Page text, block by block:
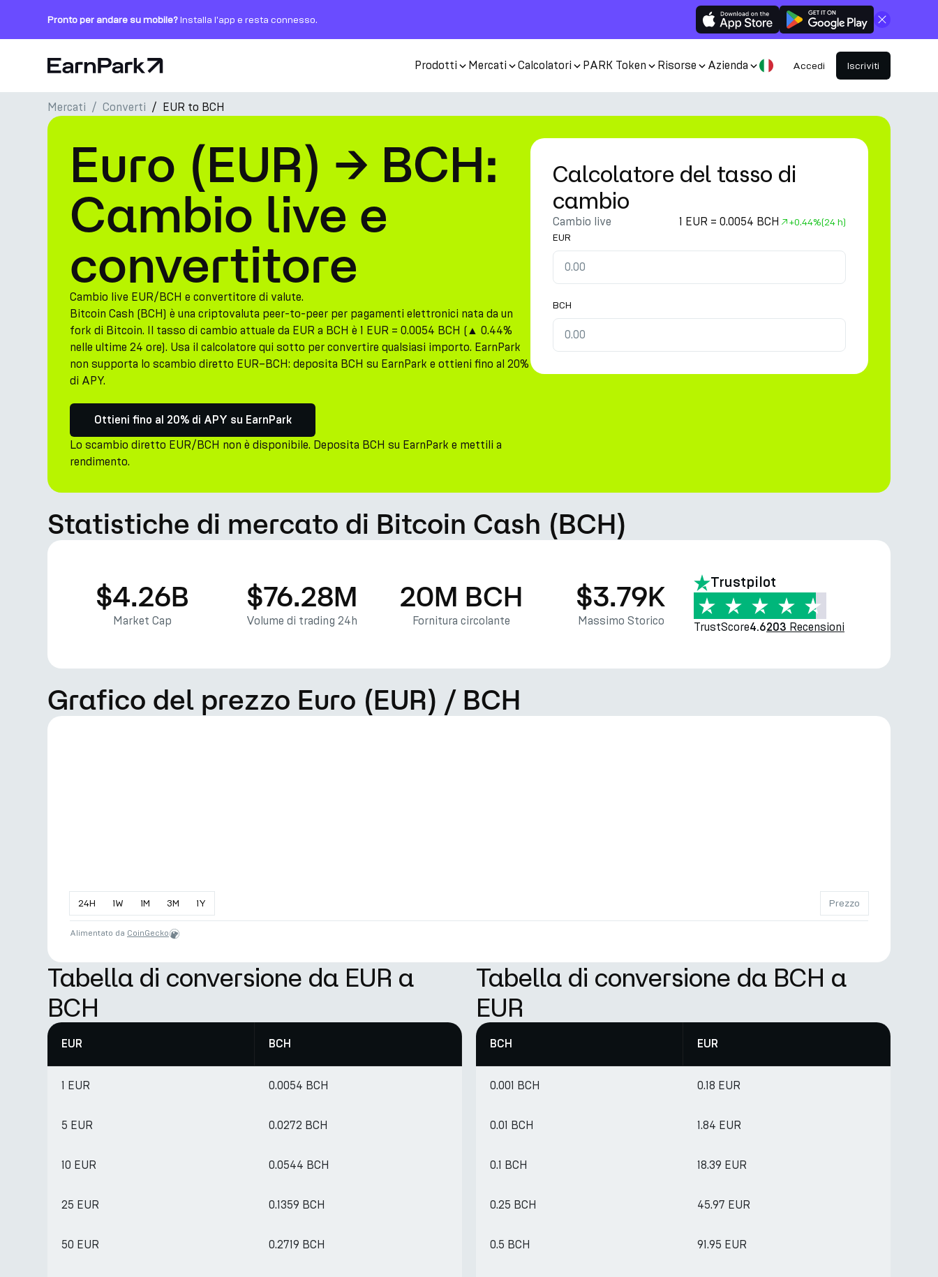
Pronto per andare su mobile?Installa l'app e resta connesso. Chiudi
Pagina principale Prodotti Mercati Calcolatori PARK Token Risorse Azienda Accedi Iscriviti
Prodotti
Mercati
Calcolatori
PARK Token
Risorse
Azienda
Mercati Converti EUR to BCH
Euro (EUR) → BCH:
Cambio live e
convertitore
Cambio live EUR/BCH e convertitore di valute.
Bitcoin Cash (BCH) è una criptovaluta peer-to-peer per pagamenti elettronici nata da un
fork di Bitcoin. Il tasso di cambio attuale da EUR a BCH è 1 EUR = 0.0054 BCH (▲ 0.44%
nelle ultime 24 ore). Usa il calcolatore qui sotto per convertire qualsiasi importo. EarnPark
non supporta lo scambio diretto EUR–BCH: deposita BCH su EarnPark e ottieni fino al 20%
di APY.
Ottieni fino al 20% di APY su EarnPark
Lo scambio diretto EUR/BCH non è disponibile. Deposita BCH su EarnPark e mettili a
rendimento.
Calcolatore del tasso di
cambio
Cambio live 1 EUR = 0.0054 BCH +0.44%(24 h)
EUR
BCH
Statistiche di mercato di Bitcoin Cash (BCH)
$4.26B
Market Cap
$76.28M
Volume di trading 24h
20M BCH
Fornitura circolante
$3.79K
Massimo Storico
Trustpilot
TrustScore4.6203 Recensioni
Grafico del prezzo Euro (EUR) / BCH
24H 1W 1M 3M 1Y Prezzo
Alimentato da CoinGecko
Tabella di conversione da EUR a
BCH
EUR BCH
1 EUR 0.0054 BCH
5 EUR 0.0272 BCH
10 EUR 0.0544 BCH
25 EUR 0.1359 BCH
50 EUR 0.2719 BCH
Tabella di conversione da BCH a
EUR
BCH EUR
0.001 BCH 0.18 EUR
0.01 BCH 1.84 EUR
0.1 BCH 18.39 EUR
0.25 BCH 45.97 EUR
0.5 BCH 91.95 EUR